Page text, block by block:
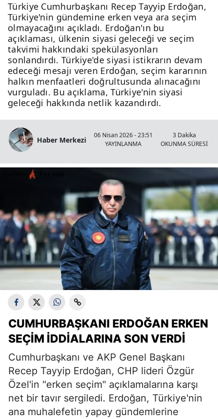
Türkiye Cumhurbaşkanı Recep Tayyip Erdoğan,
Türkiye'nin gündemine erken veya ara seçim
olmayacağını açıkladı. Erdoğan'ın bu
açıklaması, ülkenin siyasi geleceği ve seçim
takvimi hakkındaki spekülasyonları
sonlandırdı. Türkiye'de siyasi istikrarın devam
edeceği mesajı veren Erdoğan, seçim kararının
halkın menfaatleri doğrultusunda alınacağını
vurguladı. Bu açıklama, Türkiye'nin siyasi
geleceği hakkında netlik kazandırdı.
Haber Merkezi
06 Nisan 2026 - 23:51
YAYINLANMA
3 Dakika
OKUNMA SÜRESİ
CUMHURBAŞKANI ERDOĞAN ERKEN
SEÇIM İDDIALARINA SON VERDI
Cumhurbaşkanı ve AKP Genel Başkanı
Recep Tayyip Erdoğan, CHP lideri Özgür
Özel'in "erken seçim" açıklamalarına karşı
net bir tavır sergiledi. Erdoğan, Türkiye'nin
ana muhalefetin yapay gündemlerine